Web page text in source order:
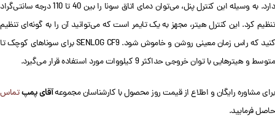
دارد. به وسیله این کنترل پنل، می‌توان دمای اتاق سونا را بین 40 تا 110 درجه سانتی‌گراد
تنظیم کرد. این کنترل هیتر، مجهز به یک تایمر است که می‌توانید آن را به گونه‌ای تنظیم
کنید که راس زمان معینی روشن و خاموش شود. SENLOG CF9 برای سوناهای کوچک تا
متوسط و هیترهایی با توان خروجی حداکثر 9 کیلووات مورد استفاده قرار می‌گیرد.
برای مشاوره رایگان و اطلاع از قیمت روز محصول با کارشناسان مجموعهآقای پمپتماس
حاصل فرمایید.